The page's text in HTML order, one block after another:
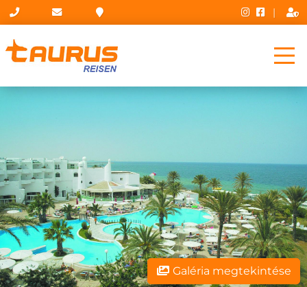
|
Galéria megtekintése